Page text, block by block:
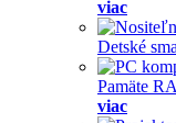
viac
Detské
Pamäte
viac